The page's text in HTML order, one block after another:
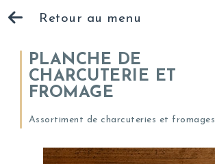
Retour au menu
PLANCHE DE
CHARCUTERIE ET
FROMAGE
Assortiment de charcuteries et fromages